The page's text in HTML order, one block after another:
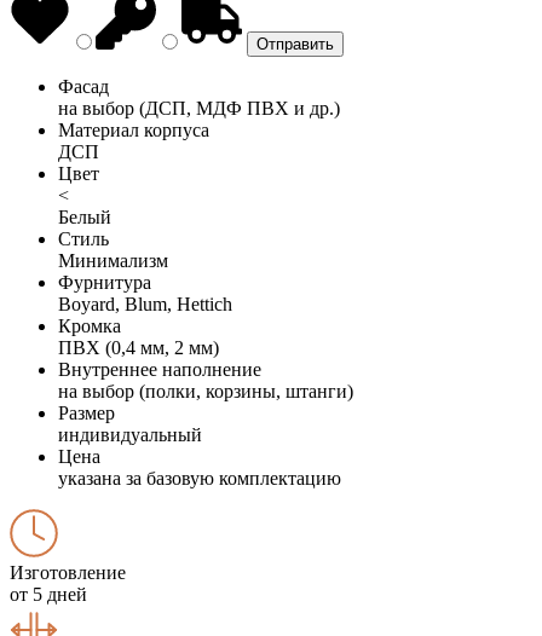
Фасад
на выбор (ДСП, МДФ ПВХ и др.)
Материал корпуса
ДСП
Цвет
<
Белый
Стиль
Минимализм
Фурнитура
Boyard, Blum, Hettich
Кромка
ПВХ (0,4 мм, 2 мм)
Внутреннее наполнение
на выбор (полки, корзины, штанги)
Размер
индивидуальный
Цена
указана за базовую комплектацию
Изготовление
от 5 дней